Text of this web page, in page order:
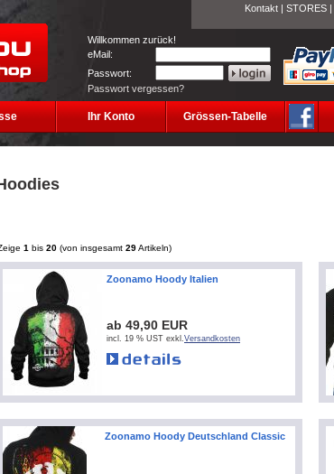
Kontakt | STORES |
Willkommen zurück!
eMail:
Passwort:
Passwort vergessen?
Ihr Konto Grössen-Tabelle
1 bis 20 (von insgesamt 29Artikeln)
Zoonamo Hoody Italien
ab 49,90 EUR
incl. 19 % UST exkl.Versandkosten
Zoonamo Hoody Deutschland Classic